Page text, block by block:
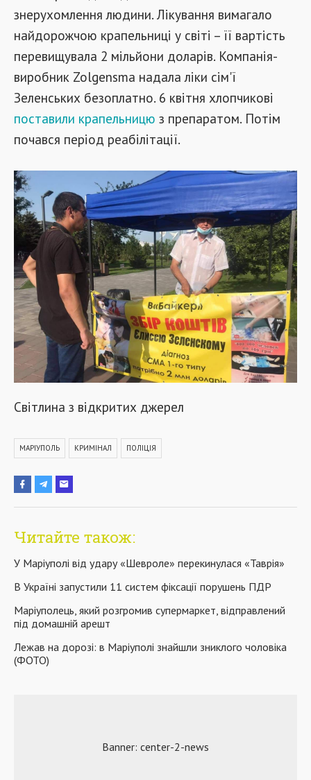
знерухомлення людини. Лікування вимагало
найдорожчою крапельниці у світі – її вартість
перевищувала 2 мільйони доларів. Компанія-
виробник Zolgensma надала ліки сім'ї
Зеленських безоплатно. 6 квітня хлопчикові
поставили крапельницю з препаратом. Потім
почався період реабілітації.
Світлина з відкритих джерел
МАРІУПОЛЬ КРИМІНАЛ ПОЛІЦІЯ
Читайте також:
У Маріуполі від удару «Шевроле» перекинулася «Таврія»
В Україні запустили 11 систем фіксації порушень ПДР
Маріуполець, який розгромив супермаркет, відправлений
під домашній арешт
Лежав на дорозі: в Маріуполі знайшли зниклого чоловіка
(ФОТО)